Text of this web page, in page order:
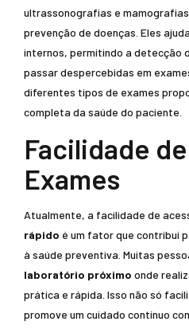
ultrassonografias e
prevenção de doenças. Eles
internos, permitindo a detecção
passar despercebidas em
diferentes tipos de exames
completa da saúde do paciente.
Facilidade
Exames
Atualmente, a facilidade de
rápido é um fator que contribui
à saúde preventiva. Muitas
laboratório próximo onde
prática e rápida. Isso não só
promove um cuidado contínuo